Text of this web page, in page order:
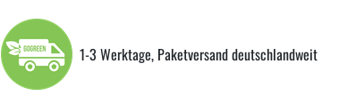
1-3 Werktage, Paketversand deutschlandweit